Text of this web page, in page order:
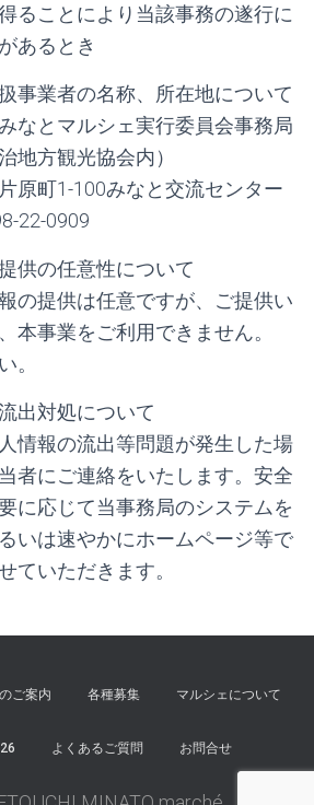
ることにより当該事務の遂行に
あるとき
事業者の名称、所在地について
なとマルシェ実行委員会事務局
地方観光協会内）
原町1-100みなと交流センター
22-0909
供の任意性について
の提供は任意ですが、ご提供い
本事業をご利用できません。
。
出対処について
情報の流出等問題が発生した場
者にご連絡をいたします。安全
に応じて当事務局のシステムを
いは速やかにホームページ等で
ていただきます。
ご案内 各種募集 マルシェについて
よくあるご質問 お問合せ